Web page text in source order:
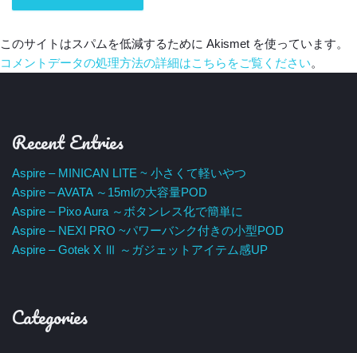
このサイトはスパムを低減するために Akismet を使っています。
コメントデータの処理方法の詳細はこちらをご覧ください。
Recent Entries
Aspire – MINICAN LITE ~ 小さくて軽いやつ
Aspire – AVATA ～15mlの大容量POD
Aspire – Pixo Aura ～ボタンレス化で簡単に
Aspire – NEXI PRO ~パワーバンク付きの小型POD
Aspire – Gotek X Ⅲ ～ガジェットアイテム感UP
Categories